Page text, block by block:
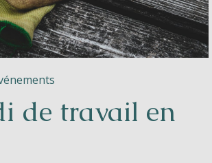
Parcs
Le Perron
Helios
de travail en